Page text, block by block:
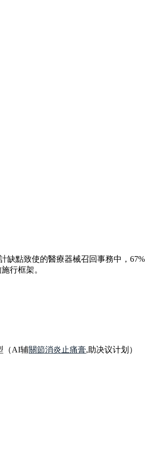
缺點致使的醫療器械召回事務中，67%
行框架。
（AI辅關節消炎止痛膏,助决议计划）